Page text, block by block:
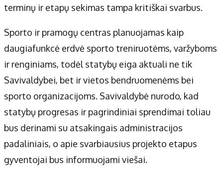
terminų ir etapų sekimas tampa kritiškai svarbus.
Sporto ir pramogų centras planuojamas kaip
daugiafunkcė erdvė sporto treniruotėms, varžyboms
ir renginiams, todėl statybų eiga aktuali ne tik
Savivaldybei, bet ir vietos bendruomenėms bei
sporto organizacijoms. Savivaldybė nurodo, kad
statybų progresas ir pagrindiniai sprendimai toliau
bus derinami su atsakingais administracijos
padaliniais, o apie svarbiausius projekto etapus
gyventojai bus informuojami viešai.